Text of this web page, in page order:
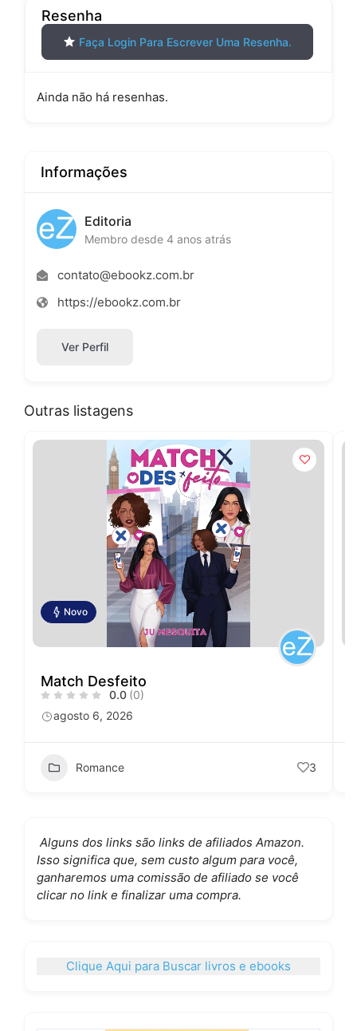
Resenha
Faça Login Para Escrever Uma Resenha.
Ainda não há resenhas.
Informações
Editoria
Membro desde 4 anos atrás
contato@ebookz.com.br
https://ebookz.com.br
Ver Perfil
Outras listagens
Novo
Match Desfeito
0.0 (0)
agosto 6, 2026
Romance 3
Alguns dos links são links de afiliados Amazon.
Isso significa que, sem custo algum para você,
ganharemos uma comissão de afiliado se você
clicar no link e finalizar uma compra.
Clique Aqui para Buscar livros e ebooks